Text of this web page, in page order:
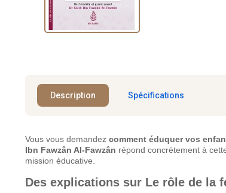
Description Spécifications
Vous vous demandez comment éduquer vos
Ibn Fawzân Al-Fawzân répond concrètement à
mission éducative.
Des explications sur Le rôle de la